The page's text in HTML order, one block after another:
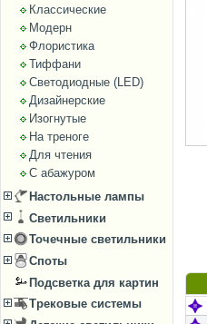
Классические
Модерн
Флористика
Тиффани
Светодиодные (LED)
Дизайнерские
Изогнутые
На треноге
Для чтения
С абажуром
Настольные лампы
Светильники
Точечные светильники
Споты
Подсветка для картин
Трековые системы